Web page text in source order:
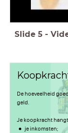
Slide 5 -
De hoeveelheid
geld.
Je koopkracht
je inkomsten;